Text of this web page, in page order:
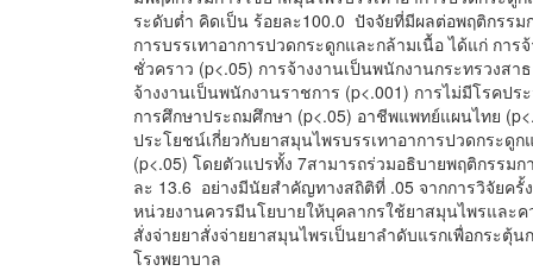
ระดับต่ำ คิดเป็น ร้อยละ100.0 ปัจจัยที่มีผลต่อพฤติกรรม
การบรรเทาอาการปวดกระดูกและกล้ามเนื้อ ได้แก่ การ
ชั่วคราว (p<.05) การจ้างงานเป็นพนักงานกระทรวงส
จ้างงานเป็นพนักงานราชการ (p<.001) การไม่มีโรคปร
การศึกษาประถมศึกษา (p<.05) อาชีพแพทย์แผนไทย
ประโยชน์เกี่ยวกับยาสมุนไพรบรรเทาอาการปวดกระดูก
(p<.05) โดยตัวแปรทั้ง 7สามารถร่วมอธิบายพฤติกรรม
ละ 13.6 อย่างมีนัยสำคัญทางสถิติที่ .05 จากการวิจัยครั้
หน่วยงานควรมีนโยบายให้บุคลากรใช้ยาสมุนไพรและ
สั่งจ่ายยาสั่งจ่ายยาสมุนไพรเป็นยาลำดับแรกเพื่อกระตุ้
โรงพยาบาล